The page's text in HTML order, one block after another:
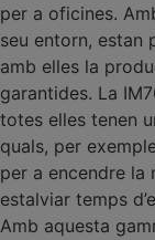
per a oficines.
seu entorn, estan
amb elles la
garantides. La
totes elles tenen
quals, per
per a encendre la
estalviar temps
Amb aquesta